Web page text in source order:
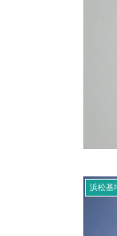
浜松基